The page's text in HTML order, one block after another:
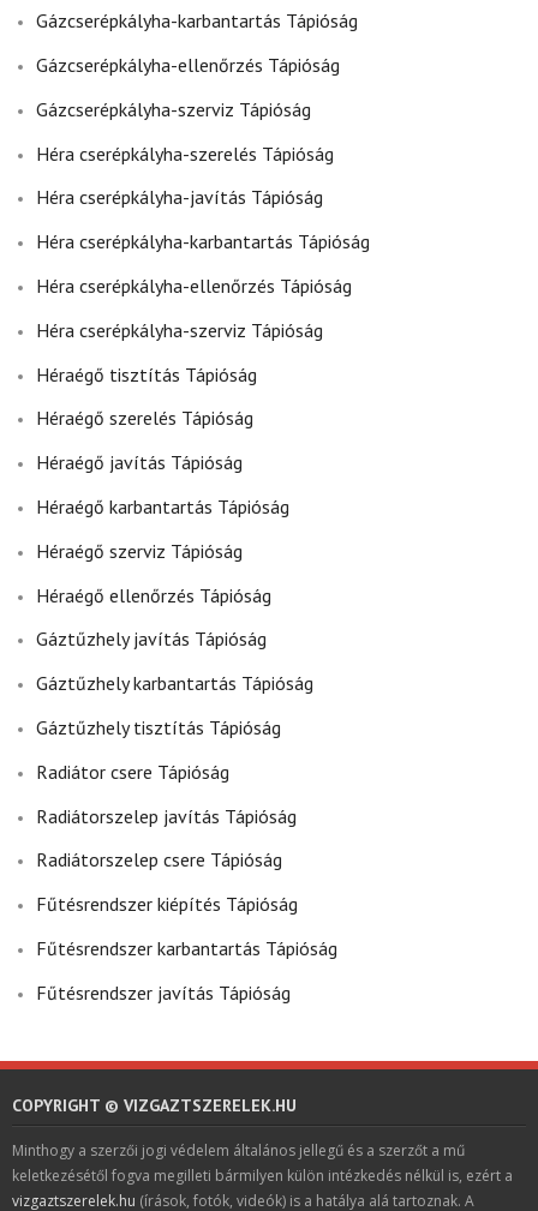
Gázcserépkályha-karbantartás Tápióság
Gázcserépkályha-ellenőrzés Tápióság
Gázcserépkályha-szerviz Tápióság
Héra cserépkályha-szerelés Tápióság
Héra cserépkályha-javítás Tápióság
Héra cserépkályha-karbantartás Tápióság
Héra cserépkályha-ellenőrzés Tápióság
Héra cserépkályha-szerviz Tápióság
Héraégő tisztítás Tápióság
Héraégő szerelés Tápióság
Héraégő javítás Tápióság
Héraégő karbantartás Tápióság
Héraégő szerviz Tápióság
Héraégő ellenőrzés Tápióság
Gáztűzhely javítás Tápióság
Gáztűzhely karbantartás Tápióság
Gáztűzhely tisztítás Tápióság
Radiátor csere Tápióság
Radiátorszelep javítás Tápióság
Radiátorszelep csere Tápióság
Fűtésrendszer kiépítés Tápióság
Fűtésrendszer karbantartás Tápióság
Fűtésrendszer javítás Tápióság
COPYRIGHT © VIZGAZTSZERELEK.HU
Minthogy a szerzői jogi védelem általános jellegű és a szerzőt a mű
keletkezésétől fogva megilleti bármilyen külön intézkedés nélkül is, ezért a
vizgaztszerelek.hu (írások, fotók, videók) is a hatálya alá tartoznak. A